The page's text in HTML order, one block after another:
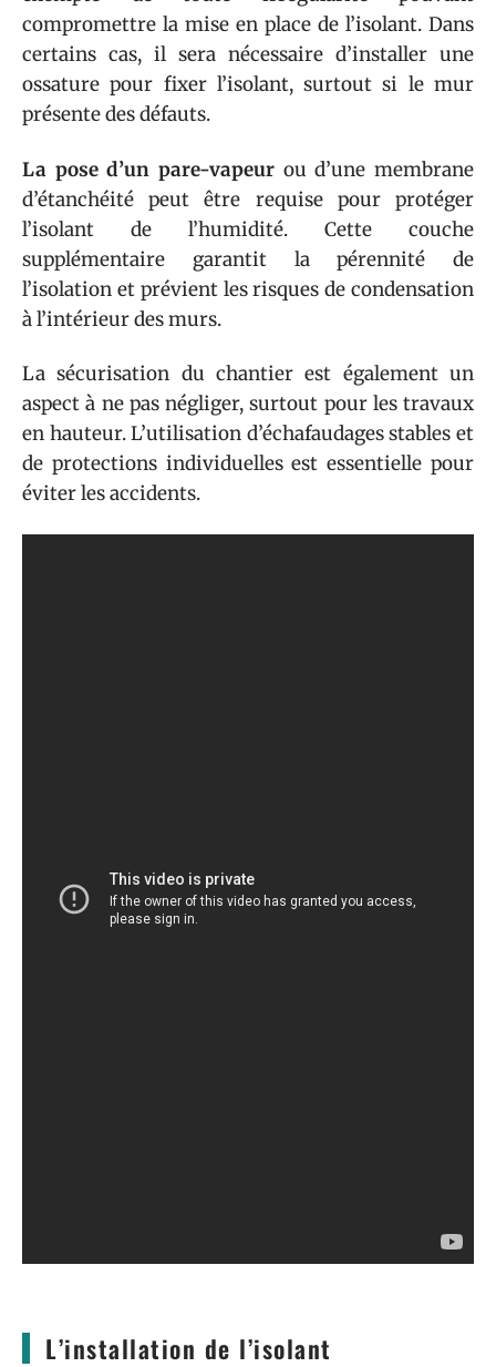
compromettre la mise en place de l’isolant. Dans
certains cas, il sera nécessaire d’installer une
ossature pour fixer l’isolant, surtout si le mur
présente des défauts.
La pose d’un pare-vapeur ou d’une membrane
d’étanchéité peut être requise pour protéger
l’isolant de l’humidité. Cette couche
supplémentaire garantit la pérennité de
l’isolation et prévient les risques de condensation
à l’intérieur des murs.
La sécurisation du chantier est également un
aspect à ne pas négliger, surtout pour les travaux
en hauteur. L’utilisation d’échafaudages stables et
de protections individuelles est essentielle pour
éviter les accidents.
L’installation de l’isolant